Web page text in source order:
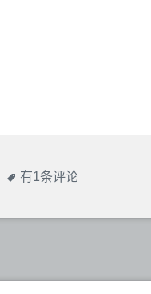
PAT(Basic
数
有1条评论